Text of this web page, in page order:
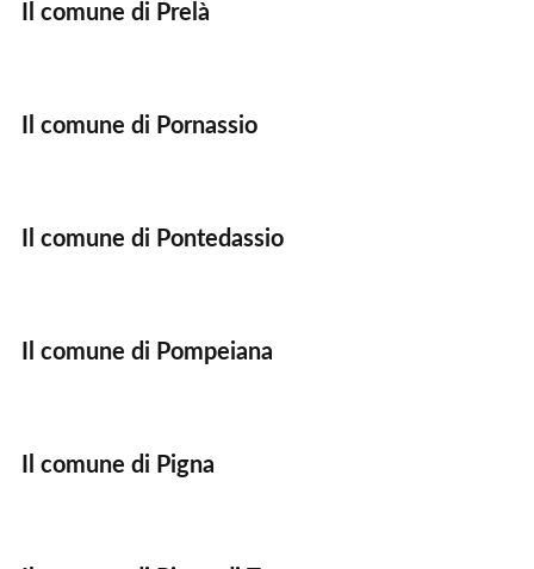
Il comune di Prelà
Il comune di Pornassio
Il comune di Pontedassio
Il comune di Pompeiana
Il comune di Pigna